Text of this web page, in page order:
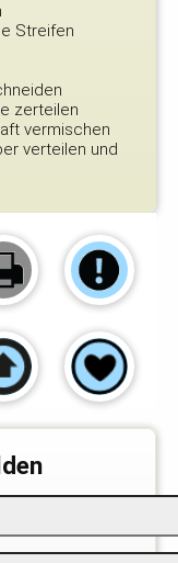
Streifen
zerteilen
vermischen
verteilen und